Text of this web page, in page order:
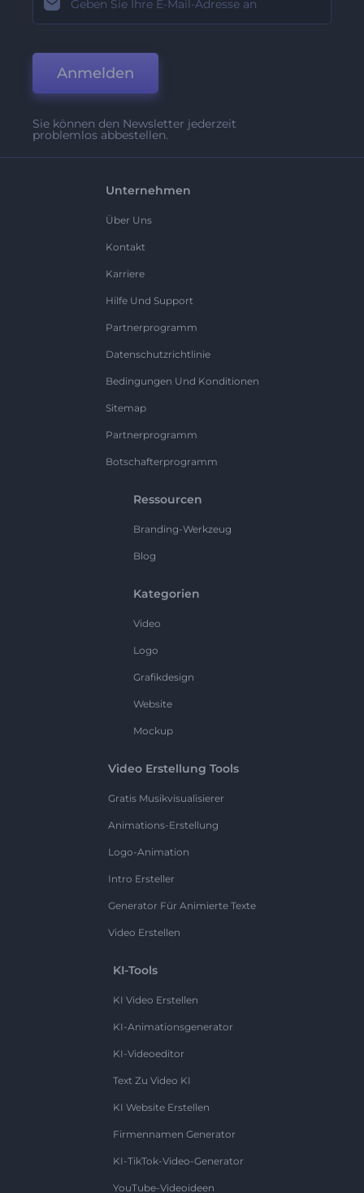
Anmelden
Sie können den Newsletter jederzeit
problemlos abbestellen.
Unternehmen
Über Uns
Kontakt
Karriere
Hilfe Und Support
Partnerprogramm
Datenschutzrichtlinie
Bedingungen Und Konditionen
Sitemap
Partnerprogramm
Botschafterprogramm
Ressourcen
Branding-Werkzeug
Blog
Kategorien
Video
Logo
Grafikdesign
Website
Mockup
Video Erstellung Tools
Gratis Musikvisualisierer
Animations-Erstellung
Logo-Animation
Intro Ersteller
Generator Für Animierte Texte
Video Erstellen
KI-Tools
KI Video Erstellen
KI-Animationsgenerator
KI-Videoeditor
Text Zu Video KI
KI Website Erstellen
Firmennamen Generator
KI-TikTok-Video-Generator
YouTube-Videoideen